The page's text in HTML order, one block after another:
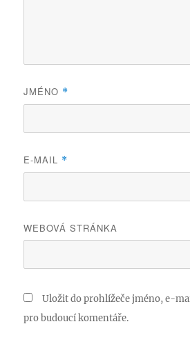
JMÉNO *
E-MAIL *
WEBOVÁ STRÁNKA
Uložit do prohlížeče jméno, e-
pro budoucí komentáře.